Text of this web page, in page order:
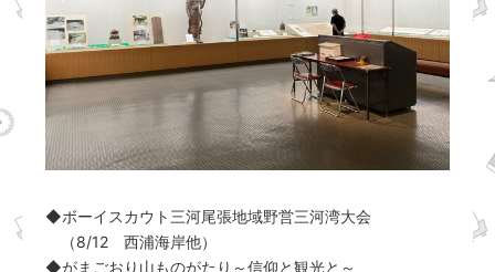
◆ボーイスカウト三河尾張地域野営三河湾大会
（8/12 西浦海岸他）
◆がまごおり山ものがたり～信仰と観光と～